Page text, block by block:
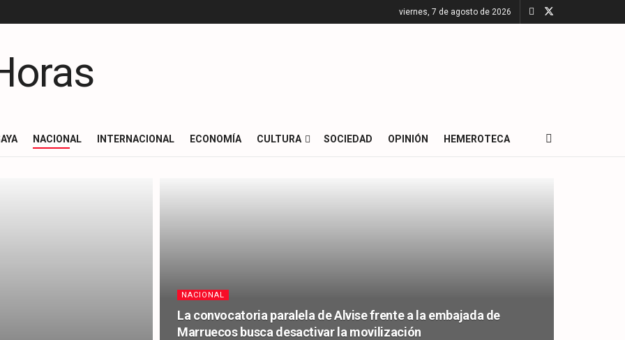
viernes, 7 de agosto de 2026
NACIONAL INTERNACIONAL ECONOMÍA CULTURA SOCIEDAD OPINIÓN HEMEROTECA
NACIONAL
La convocatoria paralela de Alvise frente a la embajada de
Marruecos busca desactivar la movilización